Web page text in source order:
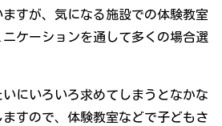
すが、気になる施設での体験教室
ケーションを通して多くの場合選
にいろいろ求めてしまうとなかな
すので、体験教室などで子どもさ